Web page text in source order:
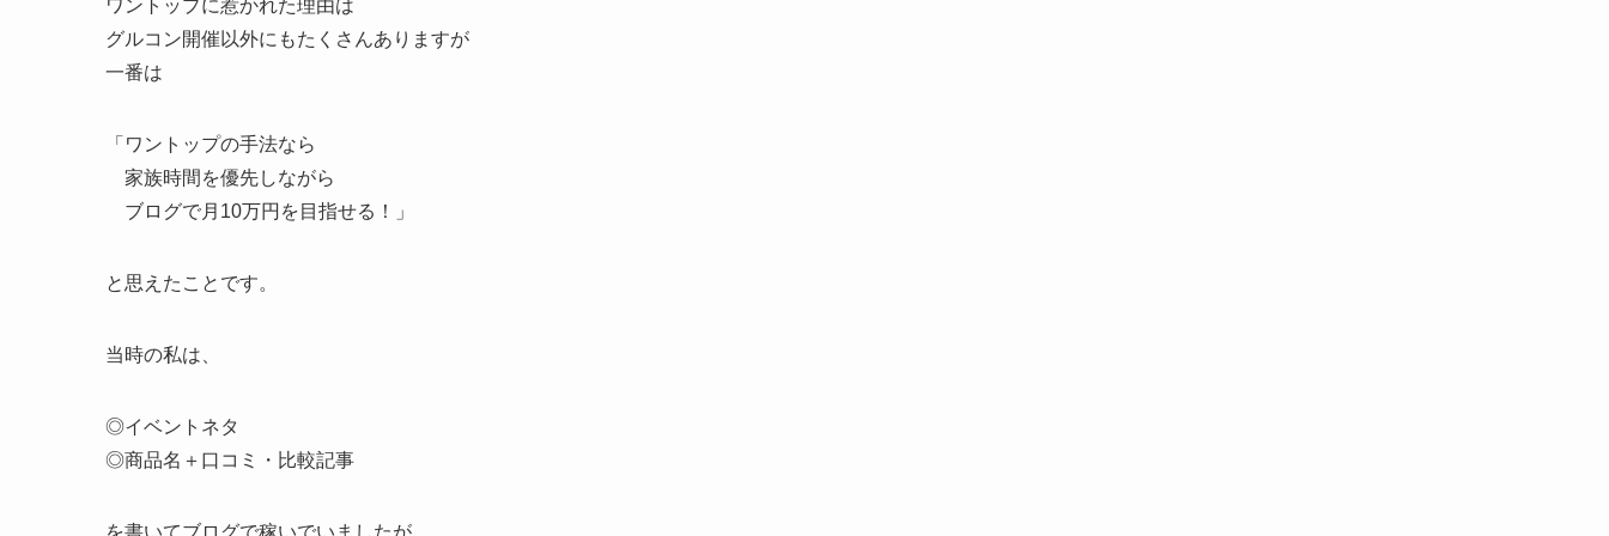
ワントップに惹かれた理由は
グルコン開催以外にもたくさんありますが
一番は
「ワントップの手法なら
家族時間を優先しながら
ブログで月10万円を目指せる！」
と思えたことです。
当時の私は、
◎イベントネタ
◎商品名＋口コミ・比較記事
を書いてブログで稼いでいましたが、